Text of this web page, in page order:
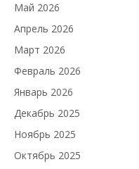
Май 2026
Апрель 2026
Март 2026
Февраль 2026
Январь 2026
Декабрь 2025
Ноябрь 2025
Октябрь 2025